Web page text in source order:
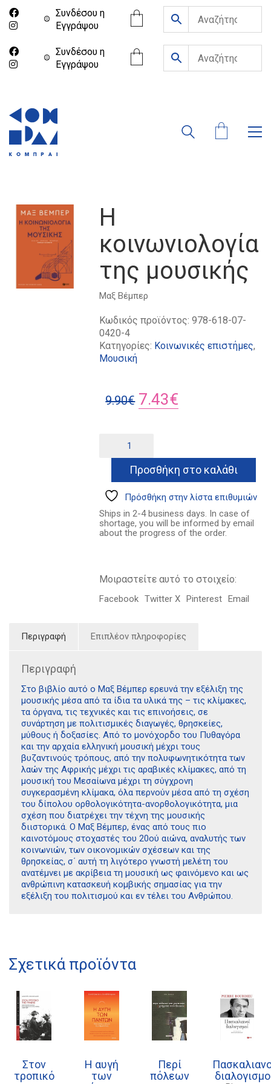
Συνδέσου η
Eγγράψου
Συνδέσου η
Eγγράψου
Η
κοινωνιολογία
της μουσικής
Μαξ Βέμπερ
Κωδικός προϊόντος:978-618-07-
0420-4
Κατηγορίες: Κοινωνικές επιστήμες,
Μουσική
9.90€ Original
9.90€.
7.43€
είναι:
7.43€.
κοινωνιολογία
της
μουσικής
ποσότητα
Προσθήκη στο καλάθι
Πρόσθήκη στην λίστα επιθυμιών
Ships in 2-4 business days. In case of
shortage, you will be informed by email
about the progress of the order.
Μοιραστείτε αυτό το στοιχείο:
Facebook Twitter X Pinterest Email
Περιγραφή Επιπλέον πληροφορίες
Περιγραφή
Στο βιβλίο αυτό ο Μαξ Βέμπερ ερευνά την εξέλιξη της
μουσικής μέσα από τα ίδια τα υλικά της – τις κλίμακες,
τα όργανα, τις τεχνικές και τις επινοήσεις, σε
συνάρτηση με πολιτισμικές διαγωγές, θρησκείες,
μύθους ή δοξασίες. Από το μονόχορδο του Πυθαγόρα
και την αρχαία ελληνική μουσική μέχρι τους
βυζαντινούς τρόπους, από την πολυφωνητικότητα των
λαών της Αφρικής μέχρι τις αραβικές κλίμακες, από τη
μουσική του Μεσαίωνα μέχρι τη σύγχρονη
συγκερασμένη κλίμακα, όλα περνούν μέσα από τη σχέση
του δίπολου ορθολογικότητα-ανορθολογικότητα, μια
σχέση που διατρέχει την τέχνη της μουσικής
διιστορικά. Ο Μαξ Βέμπερ, ένας από τους πιο
καινοτόμους στοχαστές του 20ού αιώνα, αναλυτής των
κοινωνιών, των οικονομικών σχέ­σεων και της
θρησκείας, σ΄ αυτή τη λιγότερο γνωστή μελέτη του
ανατέμνει με ακρίβεια τη μουσική ως φαινόμενο και ως
ανθρώπινη κατασκευή κομβικής σημασίας για την
εξέλιξη του πολιτισμού και εν τέλει του Ανθρώπου.
Σχετικά προϊόντα
Στον
τροπικό
Η αυγή
των
Περί
πόλεων
kombrai.bs@gmail.com
Πολιτική προστασίας δεδομένων
Πολιτική επιστροφών
Τρόποι Πληρωμής